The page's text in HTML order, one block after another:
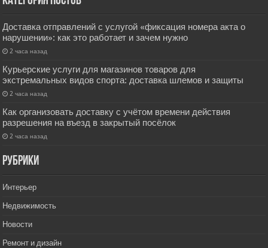
Доставка отправлений с услугой «фиксация номера акта о
нарушении»: как это работает и зачем нужно
2 часа назад
Курьерские услуги для магазинов товаров для
экстремальных видов спорта: доставка шлемов и защиты
2 часа назад
Как организовать доставку с учётом времени действия
разрешения на въезд в закрытый посёлок
2 часа назад
РУбрики
Интерьер
Недвижимость
Новости
Ремонт и дизайн